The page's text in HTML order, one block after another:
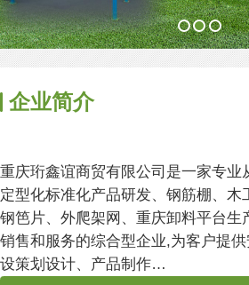
企业简介
重庆珩鑫谊商贸有限公司是一家专业
定型化标准化产品研发、钢筋棚、木
钢笆片、外爬架网、重庆卸料平台生
销售和服务的综合型企业,为客户提
设策划设计、产品制作…